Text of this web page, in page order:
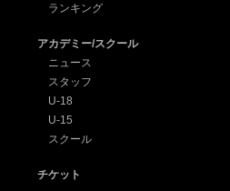
ランキング
アカデミー/スクール
ニュース
スタッフ
U-18
U-15
スクール
チケット